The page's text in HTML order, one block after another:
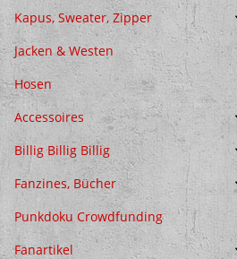
Kapus, Sweater, Zipper
Jacken & Westen
Hosen
Accessoires
Billig Billig Billig
Fanzines, Bücher
Punkdoku Crowdfunding
Fanartikel